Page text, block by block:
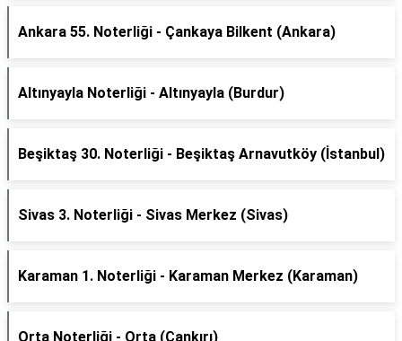
Ankara 55. Noterliği - Çankaya Bilkent (Ankara)
Altınyayla Noterliği - Altınyayla (Burdur)
Beşiktaş 30. Noterliği - Beşiktaş Arnavutköy (İstanbul)
Sivas 3. Noterliği - Sivas Merkez (Sivas)
Karaman 1. Noterliği - Karaman Merkez (Karaman)
Orta Noterliği - Orta (Çankırı)